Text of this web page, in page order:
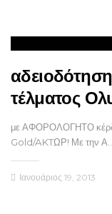
τέλματος
με ΑΦΟΡΟΛΟΓΗΤΟ
Gold/AKTΩΡ! Με την Α…
Ιανουάριος 19, 2013